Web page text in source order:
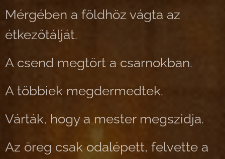
Mérgében a földhöz vágta az
étkezőtálját.
A csend megtört a csarnokban.
A többiek megdermedtek.
Várták, hogy a mester megszidja.
Az öreg csak odalépett, felvette a